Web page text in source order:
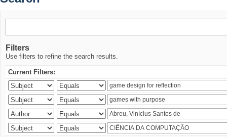
Filters
Use filters to refine the search results.
Current Filters: